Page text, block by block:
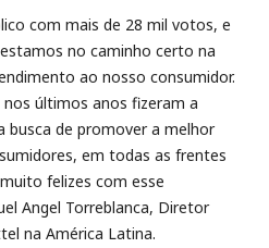
com mais de 28 mil votos, e
no caminho certo na
ao nosso consumidor.
últimos anos fizeram a
busca de promover a melhor
em todas as frentes
felizes com esse
Angel Torreblanca, Diretor
na América Latina.